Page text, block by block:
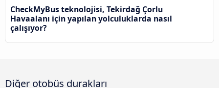
CheckMyBus teknolojisi, Tekirdağ Çorlu
Havaalanı için yapılan yolculuklarda nasıl
çalışıyor?
Diğer otobüs durakları